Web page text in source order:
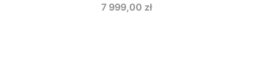
Cena
7 999,00 zł